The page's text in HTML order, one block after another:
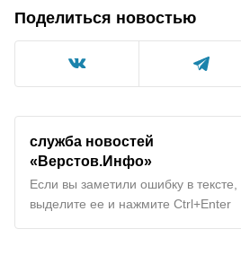
Поделиться новостью
служба новостей
«Верстов.Инфо»
Если вы заметили ошибку в тексте,
выделите ее и нажмите Ctrl+Enter